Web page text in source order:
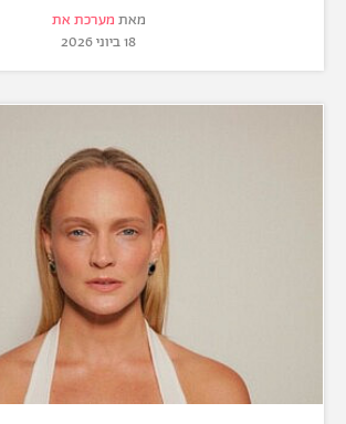
מאת מערכת את
18 ביוני 2026